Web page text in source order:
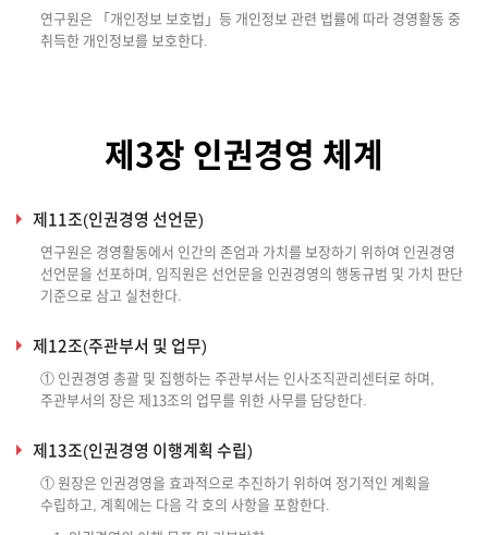
연구원은 「개인정보 보호법」등 개인정보 관련 법률에 따라 경영활동 중
취득한 개인정보를 보호한다.
제3장 인권경영 체계
제11조(인권경영 선언문)
연구원은 경영활동에서 인간의 존엄과 가치를 보장하기 위하여 인권경영
선언문을 선포하며, 임직원은 선언문을 인권경영의 행동규범 및 가치 판단
기준으로 삼고 실천한다.
제12조(주관부서 및 업무)
① 인권경영 총괄 및 집행하는 주관부서는 인사조직관리센터로 하며,
주관부서의 장은 제13조의 업무를 위한 사무를 담당한다.
제13조(인권경영 이행계획 수립)
① 원장은 인권경영을 효과적으로 추진하기 위하여 정기적인 계획을
수립하고, 계획에는 다음 각 호의 사항을 포함한다.